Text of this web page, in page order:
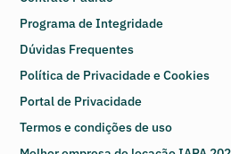
Programa de Integridade
Dúvidas Frequentes
Política de Privacidade e Cookies
Portal de Privacidade
Termos e condições de uso